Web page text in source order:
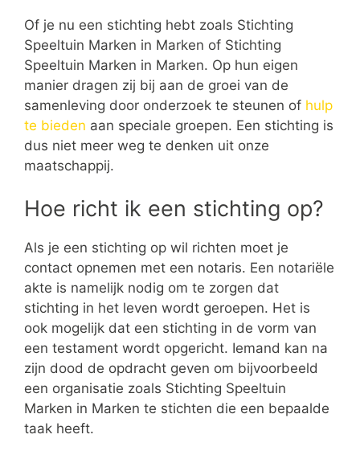
Of je nu een stichting hebt zoals Stichting
Speeltuin Marken in Marken of Stichting
Speeltuin Marken in Marken. Op hun eigen
manier dragen zij bij aan de groei van de
samenleving door onderzoek te steunen of hulp
te bieden aan speciale groepen. Een stichting is
dus niet meer weg te denken uit onze
maatschappij.
Hoe richt ik een stichting op?
Als je een stichting op wil richten moet je
contact opnemen met een notaris. Een notariële
akte is namelijk nodig om te zorgen dat
stichting in het leven wordt geroepen. Het is
ook mogelijk dat een stichting in de vorm van
een testament wordt opgericht. Iemand kan na
zijn dood de opdracht geven om bijvoorbeeld
een organisatie zoals Stichting Speeltuin
Marken in Marken te stichten die een bepaalde
taak heeft.